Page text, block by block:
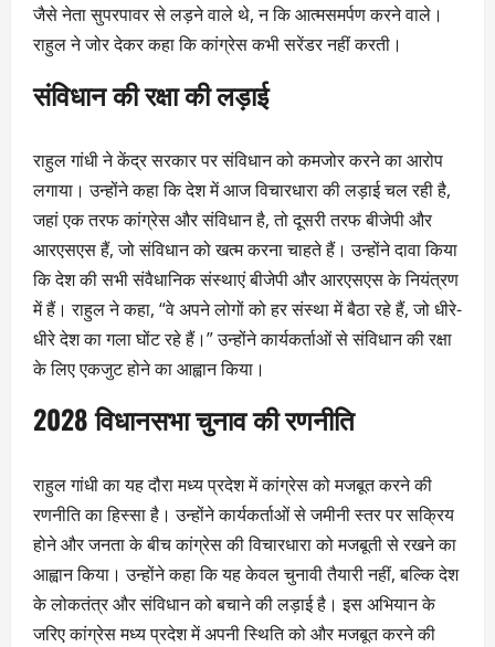
जैसे नेता सुपरपावर से लड़ने वाले थे, न कि आत्मसमर्पण करने वाले।
राहुल ने जोर देकर कहा कि कांग्रेस कभी सरेंडर नहीं करती।
संविधान की रक्षा की लड़ाई
राहुल गांधी ने केंद्र सरकार पर संविधान को कमजोर करने का आरोप
लगाया। उन्होंने कहा कि देश में आज विचारधारा की लड़ाई चल रही है,
जहां एक तरफ कांग्रेस और संविधान है, तो दूसरी तरफ बीजेपी और
आरएसएस हैं, जो संविधान को खत्म करना चाहते हैं। उन्होंने दावा किया
कि देश की सभी संवैधानिक संस्थाएं बीजेपी और आरएसएस के नियंत्रण
में हैं। राहुल ने कहा, “वे अपने लोगों को हर संस्था में बैठा रहे हैं, जो धीरे-
धीरे देश का गला घोंट रहे हैं।” उन्होंने कार्यकर्ताओं से संविधान की रक्षा
के लिए एकजुट होने का आह्वान किया।
2028 विधानसभा चुनाव की रणनीति
राहुल गांधी का यह दौरा मध्य प्रदेश में कांग्रेस को मजबूत करने की
रणनीति का हिस्सा है। उन्होंने कार्यकर्ताओं से जमीनी स्तर पर सक्रिय
होने और जनता के बीच कांग्रेस की विचारधारा को मजबूती से रखने का
आह्वान किया। उन्होंने कहा कि यह केवल चुनावी तैयारी नहीं, बल्कि देश
के लोकतंत्र और संविधान को बचाने की लड़ाई है। इस अभियान के
जरिए कांग्रेस मध्य प्रदेश में अपनी स्थिति को और मजबूत करने की